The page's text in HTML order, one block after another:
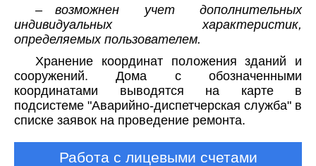
– возможнен учет дополнительных
индивидуальных характеристик,
определяемых пользователем.
Хранение координат положения зданий и
сооружений. Дома с обозначенными
координатами выводятся на карте в
подсистеме "Аварийно-диспетчерская служба" в
списке заявок на проведение ремонта.
Работа с лицевыми счетами